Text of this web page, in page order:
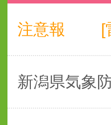
注意報 [
新潟県気象